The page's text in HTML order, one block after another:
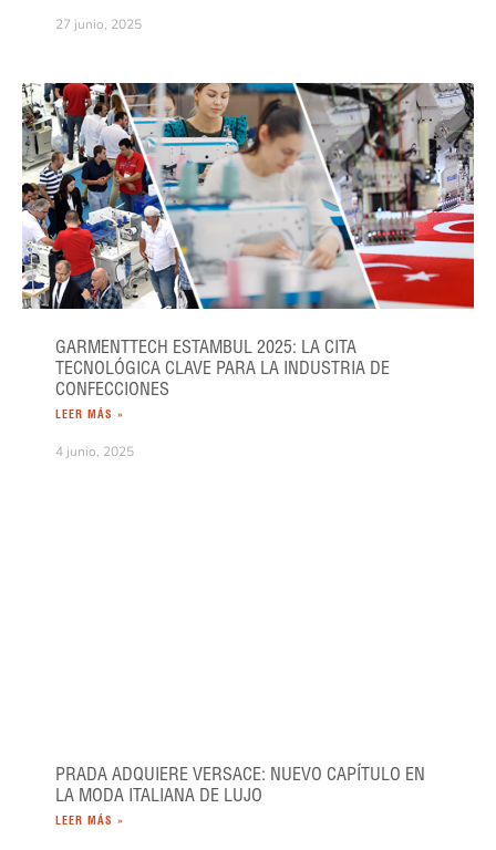
27 junio, 2025
GARMENTTECH ESTAMBUL 2025: LA CITA
TECNOLÓGICA CLAVE PARA LA INDUSTRIA DE
CONFECCIONES
LEER MÁS »
4 junio, 2025
PRADA ADQUIERE VERSACE: NUEVO CAPÍTULO EN
LA MODA ITALIANA DE LUJO
LEER MÁS »